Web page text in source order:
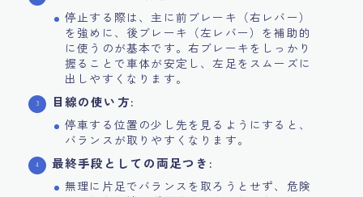
停止する際は、主に前ブレーキ（右レバー）
を強めに、後ブレーキ（左レバー）を補助的
に使うのが基本です。右ブレーキをしっかり
握ることで車体が安定し、左足をスムーズに
出しやすくなります。
目線の使い方:
停車する位置の少し先を見るようにすると、
バランスが取りやすくなります。
最終手段としての両足つき:
無理に片足でバランスを取ろうとせず、危険